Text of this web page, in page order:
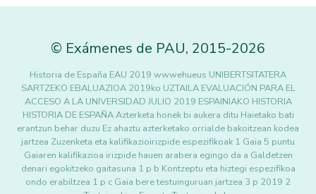
© Exámenes de PAU, 2015-2026
Historia de España EAU 2019 wwwehueus UNIBERTSITATERA
SARTZEKO EBALUAZIOA 2019ko UZTAILA EVALUACIÓN PARA EL
ACCESO A LA UNIVERSIDAD JULIO 2019 ESPAINIAKO HISTORIA
HISTORIA DE ESPAÑA Azterketa honek bi aukera ditu Haietako bati
erantzun behar duzu Ez ahaztu azterketako orrialde bakoitzean kodea
jartzea Zuzenketa eta kalifikazioirizpide espezifikoak 1 Gaia 5 puntu
Gaiaren kalifikazioa irizpide hauen arabera egingo da a Galdetzen
denari egokitzeko gaitasuna 1 p b Kontzeptu eta hiztegi espezifikoa
ondo erabiltzea 1 p c Gaia bere testuinguruan jartzea 3 p 2019 2